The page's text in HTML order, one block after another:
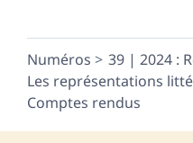
Numéros
39 | 2024 :
Les représentations
Comptes rendus